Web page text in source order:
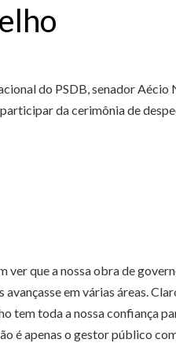
do PSDB, senador
participar da cerimônia de
ver que a nossa obra de
em várias áreas.
tem toda a nossa confiança
é apenas o gestor público